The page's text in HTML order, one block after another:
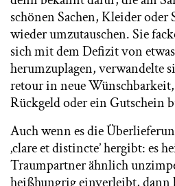
schönen Sachen, Kleider
wieder umzutauschen. Sie
sich mit dem Defizit von
herumzuplagen, verwandelte
retour in neue
Rückgeld oder ein Gutschein
Auch wenn es die
‚clare et distincte’ hergibt: es
Traumpartner ähnlich